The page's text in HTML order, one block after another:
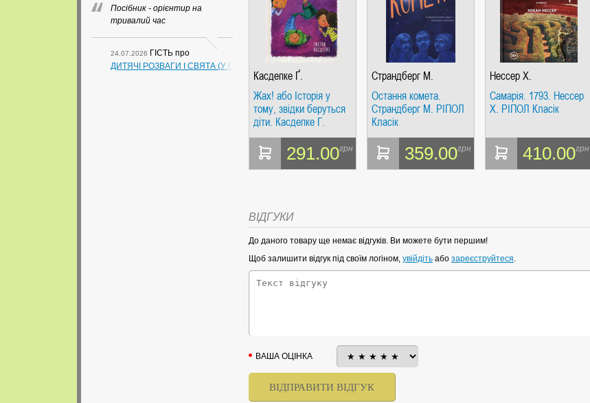
Посібник - орієнтир на
тривалий час
24.07.2026 ГІСТЬ про
ДИТЯЧІ РОЗВАГИ І СВЯТА (У СХЕМАХ, ТАБЛИЦЯХ, ВИЗНАЧЕННЯХ, СЦЕНАРІЯХ). АНТОНІНА ШЕВЧУК. МАНДРІВЕЦЬ
Касдепке Ґ.
Жах! або Історія у
тому, звідки беруться
діти. Касдепке Г.
Попурі
291.00грн
Страндберг М.
Остання комета.
Страндберг М. РІПОЛ
Класік
359.00грн
Нессер Х.
Самарія. 1793. Нессер
Х. РІПОЛ Класік
410.00грн
ВІДГУКИ
До даного товару ще немає відгуків. Ви можете бути першим!
Щоб залишити відгук під своїм логіном, увійдіть або зареєструйтеся.
ВАША ОЦІНКА